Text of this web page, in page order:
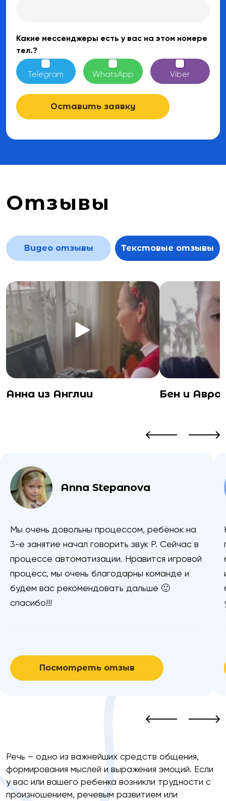
Какие мессенджеры есть у вас на этом номере
тел.?
Telegram WhatsApp Viber
Оставить заявку
Отзывы
Видео отзывы Текстовые отзывы
Анна из Англии Бен и
Anna Stepanova
Посмотреть отзыв
Мы очень довольны процессом, ребёнок на
3-е занятие начал говорить звук Р. Сейчас в
процессе автоматизации. Нравится игровой
процесс, мы очень благодарны команде и
будем вас рекомендовать дальше 🙂
спасибо!!!
Речь – одно из важнейших средств общения,
формирования мыслей и выражения эмоций. Если
у вас или вашего ребенка возникли трудности с
произношением, речевым развитием или